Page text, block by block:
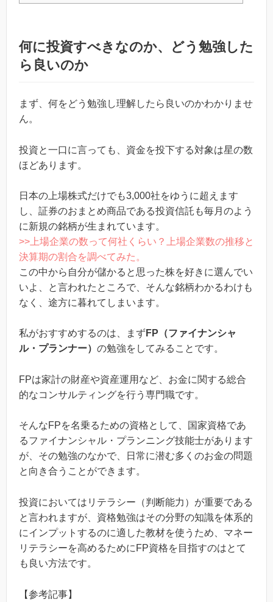
何に投資すべきなのか、どう勉強した
ら良いのか
まず、何をどう勉強し理解したら良いのかわかりませ
ん。
投資と一口に言っても、資金を投下する対象は星の数
ほどあります。
日本の上場株式だけでも3,000社をゆうに超えます
し、証券のおまとめ商品である投資信託も毎月のよう
に新規の銘柄が生まれています。
>>上場企業の数って何社くらい？上場企業数の推移と
決算期の割合を調べてみた。
この中から自分が儲かると思った株を好きに選んでい
いよ、と言われたところで、そんな銘柄わかるわけも
なく、途方に暮れてしまいます。
私がおすすめするのは、まずFP（ファイナンシャ
ル・プランナー） の勉強をしてみることです。
FPは家計の財産や資産運用など、お金に関する総合
的なコンサルティングを行う専門職です。
そんなFPを名乗るための資格として、国家資格であ
るファイナンシャル・プランニング技能士があります
が、その勉強のなかで、日常に潜む多くのお金の問題
と向き合うことができます。
投資においてはリテラシー（判断能力）が重要である
と言われますが、資格勉強はその分野の知識を体系的
にインプットするのに適した教材を使うため、マネー
リテラシーを高めるためにFP資格を目指すのはとて
も良い方法です。
【参考記事】